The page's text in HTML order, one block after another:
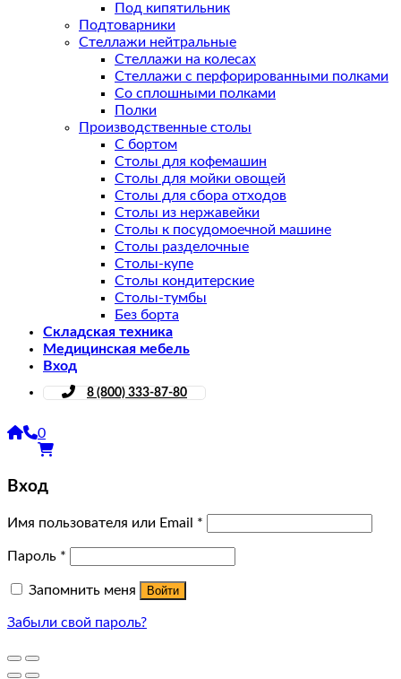
Под кипятильник
Подтоварники
Стеллажи нейтральные
Стеллажи на колесах
Стеллажи с перфорированными полками
Со сплошными полками
Полки
Производственные столы
С бортом
Столы для кофемашин
Столы для мойки овощей
Столы для сбора отходов
Столы из нержавейки
Столы к посудомоечной машине
Столы разделочные
Столы-купе
Столы кондитерские
Столы-тумбы
Без борта
Складская техника
Медицинская мебель
Вход
8 (800) 333-87-80
0
Вход
Имя пользователя или Email *
Пароль *
Запомнить меня Войти
Забыли свой пароль?